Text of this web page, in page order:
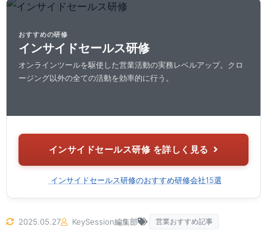
おすすめの研修
インサイドセールス研修
オンラインツールを駆使した営業活動の実務レベルアップ。クロ
ージング以外の全ての活動を効率的に行う。
インサイドセールス研修 を詳しく見る
インサイドセールス研修のおすすめ研修会社15選
2025.05.27 KeySession編集部 営業おすすめ記事